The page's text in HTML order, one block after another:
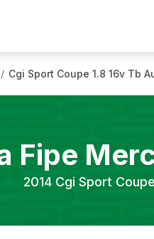
/ Cgi Sport Coupe 1.8 16v Tb
Fipe
2014 Cgi Sport